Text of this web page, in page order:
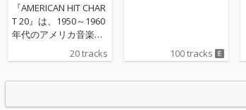
『AMERICAN HIT CHAR
T 20』は、1950～1960
年代のアメリカ音楽シ
ーンを彩ったオールデ
ィーズの名曲を20曲厳
20 tracks 100 tracks